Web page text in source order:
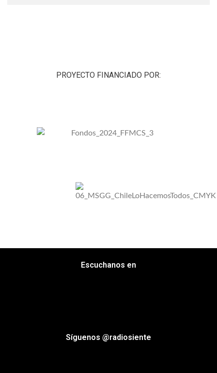
PROYECTO FINANCIADO POR:
Escuchanos en
Síguenos @radiosiente